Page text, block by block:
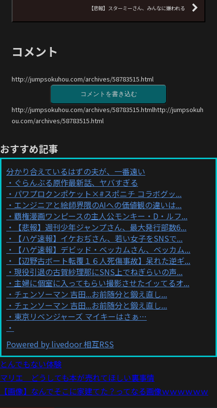
【悲報】スターミーさん、みんなに嫌われる
コメント
http://jumpsokuhou.com/archives/58783515.html
コメントを書き込む
http://jumpsokuhou.com/archives/58783515.htmlhttp://jumpsokuh
ou.com/archives/58783515.html
おすすめ記事
分かり合えているはずの夫が、一番遠い
ぐらんぶる原作最新話、ヤバすぎる
パワプロクンポケット×#スポニチ コラボグッ...
エンジニアと絵師界隈のAIへの価値観の違いは...
覇権漫画ワンピースの主人公モンキー・D・ルフ...
【悲報】週刊少年ジャンプさん、最大発行部数6...
【ハゲ速報】イケおぢさん、若い女子をSNSで...
【ハゲ速報】デビッド・ベッカムさん、ベッカム...
【辺野古ボート転覆１６人死傷事故】呆れた逆ギ...
現役引退の古賀紗理那にSNS上でねぎらいの声...
主婦に個室に入ってもらい撮影させたイッてるオ...
チェンソーマン 吉田...お前随分と鍛え直し...
チェンソーマン 吉田...お前随分と鍛え直し...
東京リベンジャーズ マイキーはさぁ…
Powered by livedoor 相互RSS
とんでもない体験
マリエ どうしても本が売れてほしい裏事情
【画像】なんでそこに家建てた？ってなる画像ｗｗｗｗｗｗ